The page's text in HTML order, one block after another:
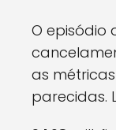
O episódio
as
parecidas.